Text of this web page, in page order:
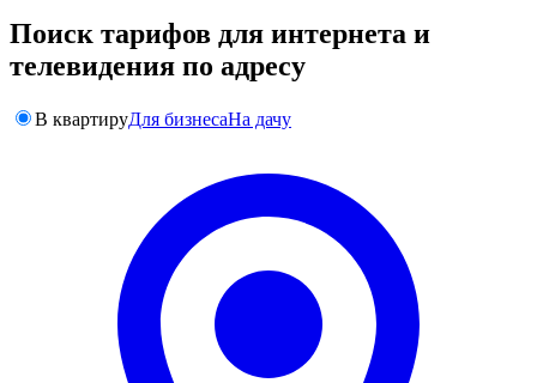
Поиск тарифов для интернета и
телевидения по адресу
В квартируДля бизнесаНа дачу